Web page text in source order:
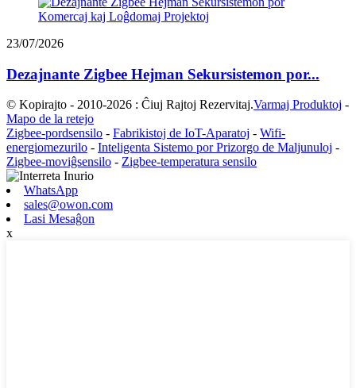
23/07/2026
Dezajnante Zigbee Hejman Sekursistemon por...
© Kopirajto - 2010-2026 : Ĉiuj Rajtoj Rezervitaj.Varmaj Produktoj -
Mapo de la retejo
Zigbee-pordsensilo - Fabrikistoj de IoT-Aparatoj - Wifi-
energiomezurilo - Inteligenta Sistemo por Prizorgo de Maljunuloj -
Zigbee-moviĝsensilo - Zigbee-temperatura sensilo
WhatsApp
sales@owon.com
Lasi Mesaĝon
x